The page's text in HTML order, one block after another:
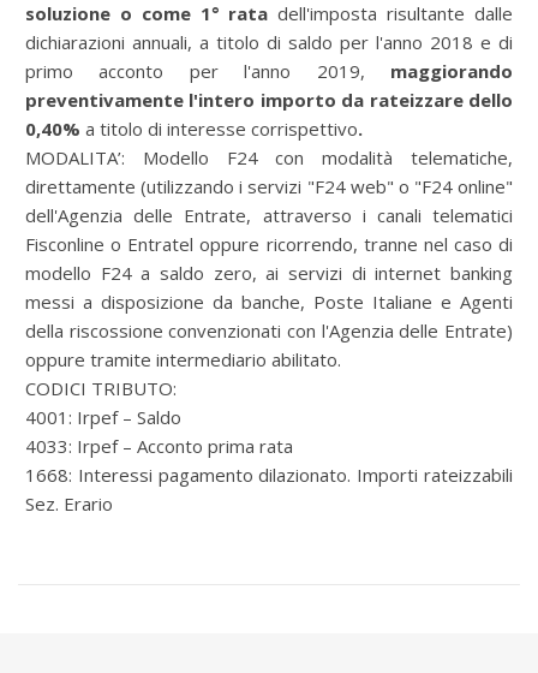
soluzione o come 1° ratadell'imposta risultante dalle
dichiarazioni annuali, a titolo di saldo per l'anno 2018 e di
primo acconto per l'anno 2019, maggiorando
preventivamente l'intero importo da rateizzare dello
0,40% a titolo di interesse corrispettivo.
MODALITA’: Modello F24 con modalità telematiche,
direttamente (utilizzando i servizi "F24 web" o "F24 online"
dell'Agenzia delle Entrate, attraverso i canali telematici
Fisconline o Entratel oppure ricorrendo, tranne nel caso di
modello F24 a saldo zero, ai servizi di internet banking
messi a disposizione da banche, Poste Italiane e Agenti
della riscossione convenzionati con l'Agenzia delle Entrate)
oppure tramite intermediario abilitato.
CODICI TRIBUTO:
4001: Irpef – Saldo
4033: Irpef – Acconto prima rata
1668: Interessi pagamento dilazionato. Importi rateizzabili
Sez. Erario